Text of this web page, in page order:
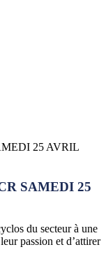
SAMEDI 25
du secteur à une
passion et d’attirer